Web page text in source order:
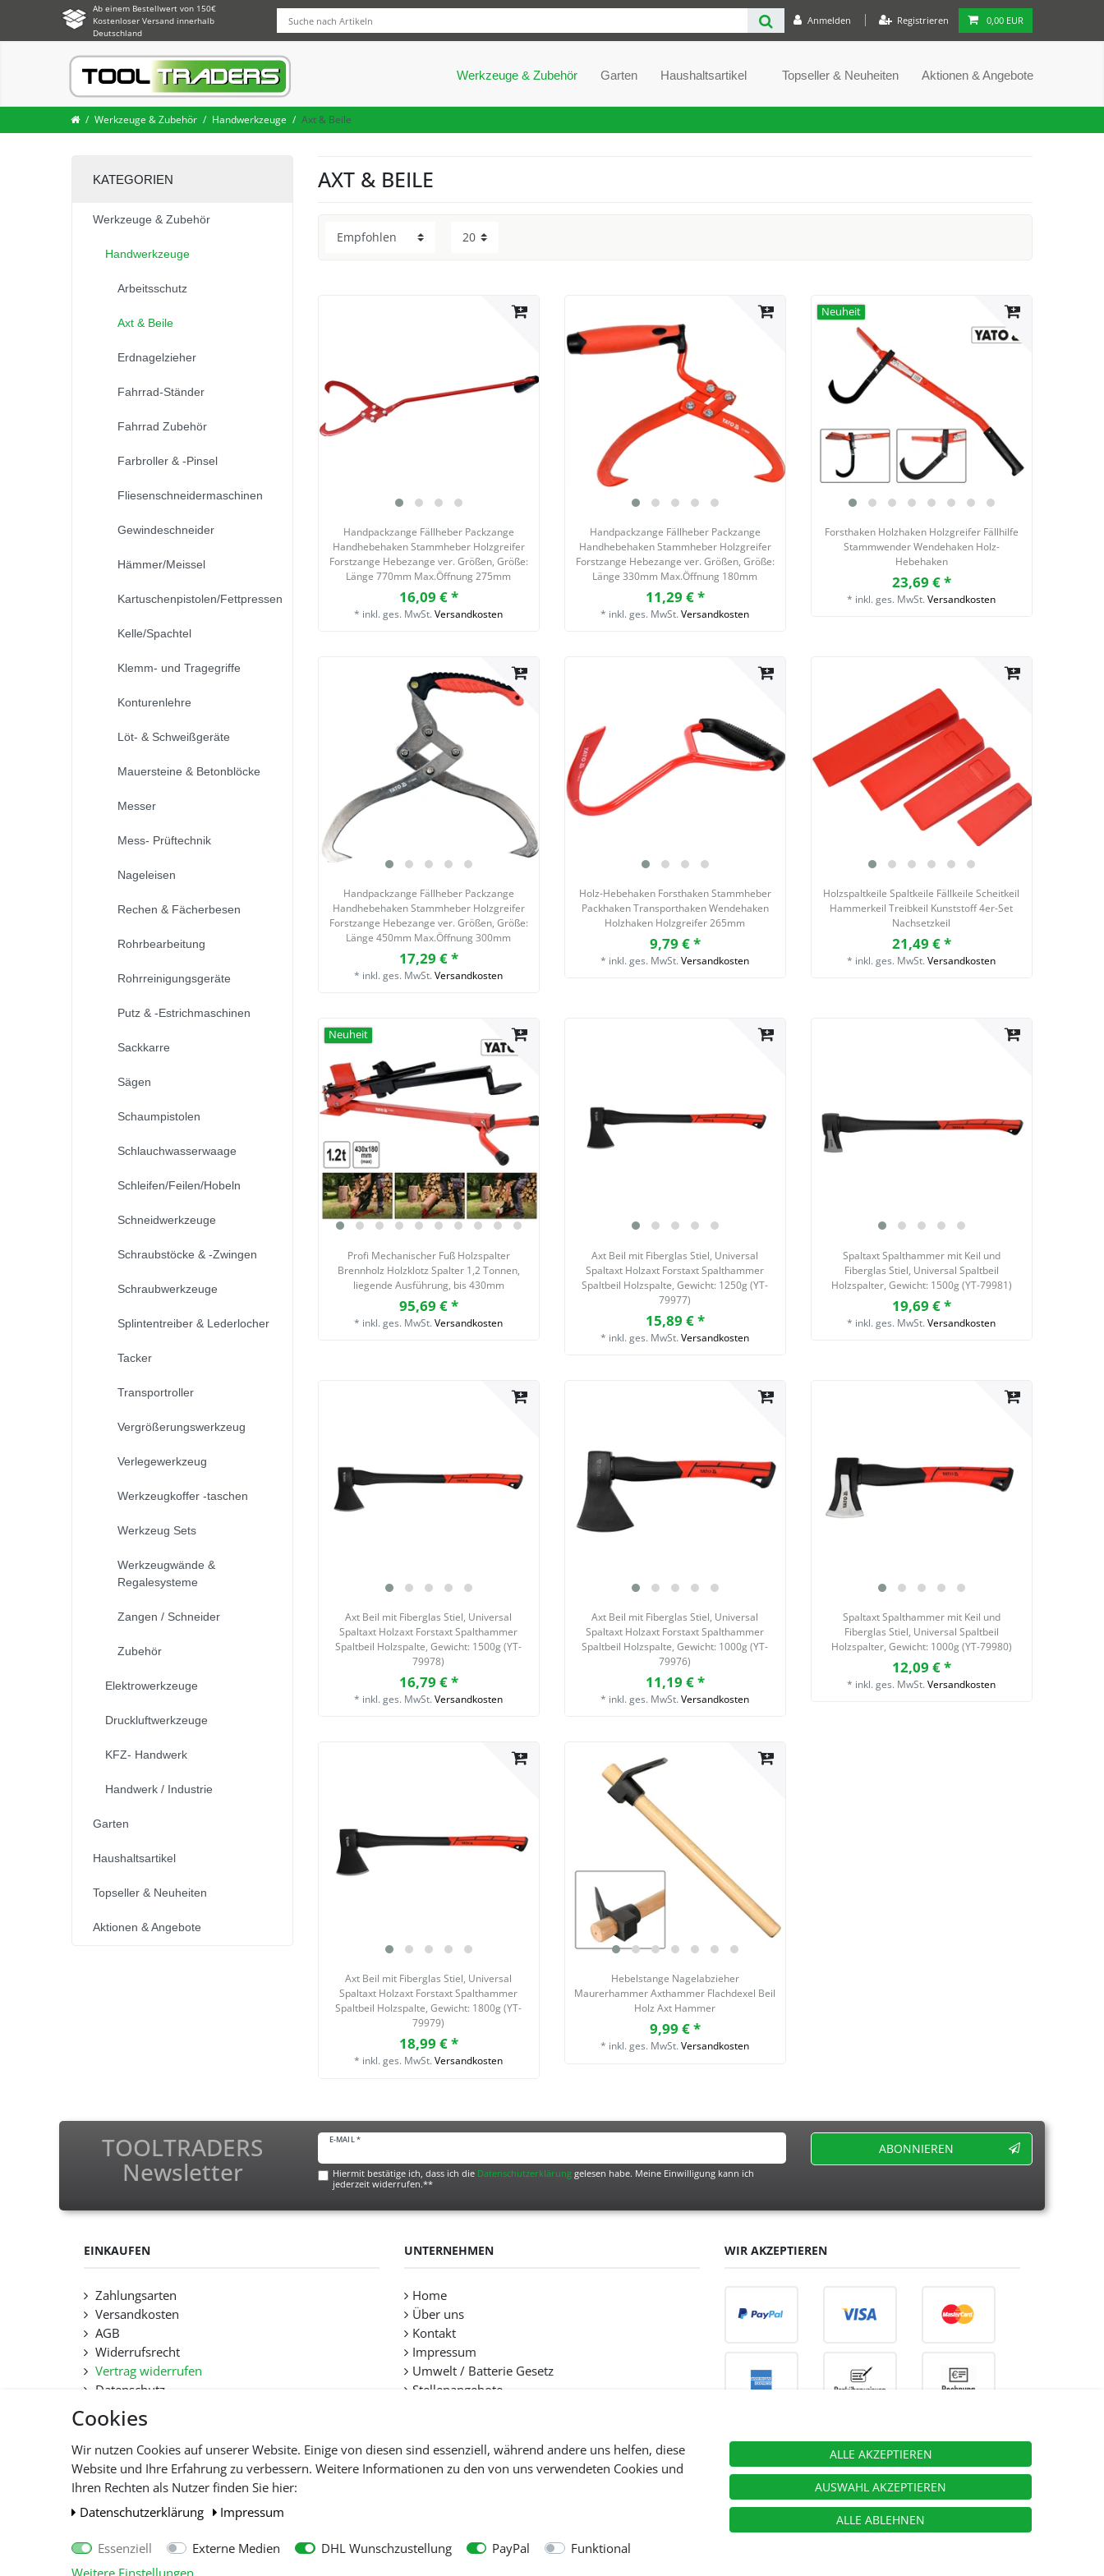
Cookies
Wir nutzen Cookies auf unserer Website. Einige von diesen sind essenziell, während andere uns helfen, diese
Website und Ihre Erfahrung zu verbessern. Weitere Informationen zu den von uns verwendeten Cookies und
Ihren Rechten als Nutzer finden Sie hier:
Daten­schutz­erklärung
Impressum
Essenziell Externe Medien DHL Wunschzustellung PayPal
Funktional
ALLE AKZEPTIEREN
AUSWAHL AKZEPTIEREN
ALLE ABLEHNEN
Anmelden Registrieren 0,00 EUR
Ab einem Bestellwert von 150€
Kostenloser Versand innerhalb
Deutschland
Werkzeuge & Zubehör Garten Haushaltsartikel Topseller & Neuheiten Aktionen & Angebote
Werkzeuge & Zubehör Handwerkzeuge Axt & Beile
KATEGORIEN
Werkzeuge & Zubehör
Handwerkzeuge
Arbeitsschutz
Axt & Beile
Erdnagelzieher
Fahrrad-Ständer
Fahrrad Zubehör
Farbroller & -Pinsel
Fliesenschneidermaschinen
Gewindeschneider
Hämmer/Meissel
Kartuschenpistolen/Fettpressen
Kelle/Spachtel
Klemm- und Tragegriffe
Konturenlehre
Löt- & Schweißgeräte
Mauersteine & Betonblöcke
Messer
Mess- Prüftechnik
Nageleisen
Rechen & Fächerbesen
Rohrbearbeitung
Rohrreinigungsgeräte
Putz & -Estrichmaschinen
Sackkarre
Sägen
Schaumpistolen
Schlauchwasserwaage
Schleifen/Feilen/Hobeln
Schneidwerkzeuge
Schraubstöcke & -Zwingen
Schraubwerkzeuge
Splintentreiber & Lederlocher
Tacker
Transportroller
Vergrößerungswerkzeug
Verlegewerkzeug
Werkzeugkoffer -taschen
Werkzeug Sets
Werkzeugwände &
Regalesysteme
Zangen / Schneider
Zubehör
Elektrowerkzeuge
Druckluftwerkzeuge
KFZ- Handwerk
Handwerk / Industrie
Garten
Haushaltsartikel
Topseller & Neuheiten
Aktionen & Angebote
AXT & BEILE
Handpackzange Fällheber Packzange
Handhebehaken Stammheber Holzgreifer
Forstzange Hebezange ver. Größen, Größe:
Länge 770mm Max.Öffnung 275mm
16,09 € *
* inkl. ges. MwSt. Versandkosten
Handpackzange Fällheber Packzange
Handhebehaken Stammheber Holzgreifer
Forstzange Hebezange ver. Größen, Größe:
Länge 330mm Max.Öffnung 180mm
11,29 € *
* inkl. ges. MwSt. Versandkosten
Neuheit
Forsthaken Holzhaken Holzgreifer Fällhilfe
Stammwender Wendehaken Holz-
Hebehaken
23,69 € *
* inkl. ges. MwSt. Versandkosten
Handpackzange Fällheber Packzange
Handhebehaken Stammheber Holzgreifer
Forstzange Hebezange ver. Größen, Größe:
Länge 450mm Max.Öffnung 300mm
17,29 € *
* inkl. ges. MwSt. Versandkosten
Holz-Hebehaken Forsthaken Stammheber
Packhaken Transporthaken Wendehaken
Holzhaken Holzgreifer 265mm
9,79 € *
* inkl. ges. MwSt. Versandkosten
Holzspaltkeile Spaltkeile Fällkeile Scheitkeil
Hammerkeil Treibkeil Kunststoff 4er-Set
Nachsetzkeil
21,49 € *
* inkl. ges. MwSt. Versandkosten
Neuheit
Profi Mechanischer Fuß Holzspalter
Brennholz Holzklotz Spalter 1,2 Tonnen,
liegende Ausführung, bis 430mm
95,69 € *
* inkl. ges. MwSt. Versandkosten
Axt Beil mit Fiberglas Stiel, Universal
Spaltaxt Holzaxt Forstaxt Spalthammer
Spaltbeil Holzspalte, Gewicht: 1250g (YT-
79977)
15,89 € *
* inkl. ges. MwSt. Versandkosten
Spaltaxt Spalthammer mit Keil und
Fiberglas Stiel, Universal Spaltbeil
Holzspalter, Gewicht: 1500g (YT-79981)
19,69 € *
* inkl. ges. MwSt. Versandkosten
Axt Beil mit Fiberglas Stiel, Universal
Spaltaxt Holzaxt Forstaxt Spalthammer
Spaltbeil Holzspalte, Gewicht: 1500g (YT-
79978)
16,79 € *
* inkl. ges. MwSt. Versandkosten
Axt Beil mit Fiberglas Stiel, Universal
Spaltaxt Holzaxt Forstaxt Spalthammer
Spaltbeil Holzspalte, Gewicht: 1000g (YT-
79976)
11,19 € *
* inkl. ges. MwSt. Versandkosten
Spaltaxt Spalthammer mit Keil und
Fiberglas Stiel, Universal Spaltbeil
Holzspalter, Gewicht: 1000g (YT-79980)
12,09 € *
* inkl. ges. MwSt. Versandkosten
Axt Beil mit Fiberglas Stiel, Universal
Spaltaxt Holzaxt Forstaxt Spalthammer
Spaltbeil Holzspalte, Gewicht: 1800g (YT-
79979)
18,99 € *
* inkl. ges. MwSt. Versandkosten
Hebelstange Nagelabzieher
Maurerhammer Axthammer Flachdexel Beil
Holz Axt Hammer
9,99 € *
* inkl. ges. MwSt. Versandkosten
TOOLTRADERS
Newsletter
E-MAIL *
Hiermit bestätige ich, dass ich die Daten­schutz­erklärunggelesen habe. Meine Einwilligung kann ich
jederzeit widerrufen.**
ABONNIEREN
EINKAUFEN
Zahlungsarten
Versandkosten
AGB
Widerrufsrecht
Vertrag widerrufen
Datenschutz
Hilfe
Lieferfristen und Lieferbeschränkung
UNTERNEHMEN
Home
Über uns
Kontakt
Impressum
Umwelt / Batterie Gesetz
Stellenangebote
WIR AKZEPTIEREN
Alle Preise inkl. gesetzl. Mehwersteuer zzgl.Versandkosten , wenn nicht anders beschrieben.